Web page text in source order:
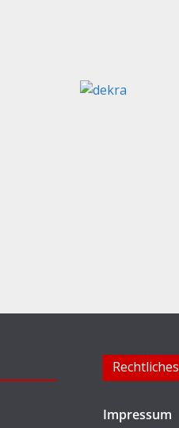
Rechtliches
Impressum